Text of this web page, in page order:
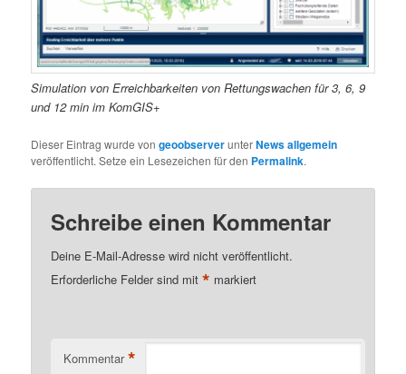
Simulation von Erreichbarkeiten von Rettungswachen für 3, 6, 9
und 12 min im KomGIS+
Dieser Eintrag wurde vongeoobserverunterNews allgemein
veröffentlicht. Setze ein Lesezeichen für den Permalink.
Schreibe einen Kommentar
Deine E-Mail-Adresse wird nicht veröffentlicht.
Erforderliche Felder sind mit* markiert
Kommentar *